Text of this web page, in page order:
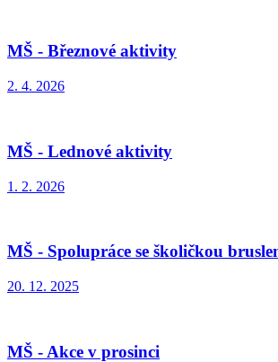
MŠ - Březnové aktivity
2. 4. 2026
MŠ - Lednové aktivity
1. 2. 2026
MŠ - Spolupráce se školičkou
20. 12. 2025
MŠ - Akce v prosinci